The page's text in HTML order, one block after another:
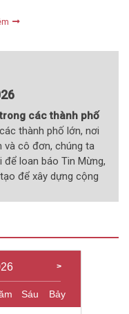
các thành phố
thành phố lớn, nơi
và cô đơn, chúng ta
loan báo Tin Mừng,
để xây dựng cộng
Sáu Bảy